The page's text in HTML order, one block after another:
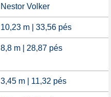
Nestor Volker
10,23 m | 33,56 pés
8,8 m | 28,87 pés
3,45 m | 11,32 pés